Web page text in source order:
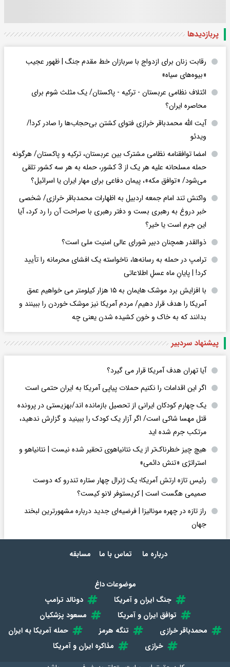
پربازدید‌ها
رقابت زنان برای ازدواج با سربازان خط مقدم جنگ | ظهور عجیب
«بیوه‌های سیاه»
ائتلاف نظامی عربستان - ترکیه - پاکستان/ یک مثلث شوم برای
محاصره ایران؟
آیت الله محمدباقر خرازی فتوای کشتن بی‌حجاب‌ها را صادر کرد!/
ویدئو
امضا توافقنامه نظامی مشترک بین عربستان، ترکیه و پاکستان/ هرگونه
حمله مسلحانه علیه هر یک از 3 کشور، حمله به هر سه کشور تلقی
می‌شود/ «توافق مکه»، پیمان دفاعی برای مهار ایران یا اسرائیل؟
واکنش تند امام جمعه اردبیل به اظهارات محمدباقر خرازی/ شخصی
خبر دروغ به رهبری بست و دفتر رهبری با صراحت آن را رد کرد، آیا
این جرم است یا خیر؟
ذوالقدر همچنان دبیر شورای ‌عالی امنیت ملی است؟
ترامپ در حمله‌ به رسانه‌ها، ناخواسته یک افشای محرمانه را تأیید
کرد! |‌ پایانِ ماه عسلِ اطلاعاتی
با افزایش برد موشک هایمان به ۱۵ هزار کیلومتر می خواهیم عمق
آمریکا را هدف قرار دهیم/ مردم آمریکا نیز موشک خوردن را ببینند و
بدانند که به خاک و خون کشیده شدن یعنی چه
پیشنهاد سردبیر
آیا تهران هدف آمریکا قرار می گیرد؟
اگر این اقدامات را نکنیم حملات پیاپی آمریکا به ایران حتمی است
یک چهارم کودکان ایرانی از تحصیل بازمانده اند/بهزیستی در پرونده
قتل مهسا شاکی است/ اگر آزار یک کودک را ببینید و گزارش ندهید،
مرتکب جرم شده اید
هیچ چیز خطرناک‌تر از یک نتانیاهوی تحقیر شده نیست | نتانیاهو و
استراتژی «تنش دائمی»
رئیس تازه ارتش آمریکا؛ یک ژنرال چهار ستاره تندرو که دوست
صمیمی هگست است | کریستوفر لانو کیست؟
راز تازه در چهره مونالیزا | فرضیه‌ای جدید درباره مشهورترین لبخند
جهان
درباره ما تماس با ما مسابقه
موضوعات داغ
جنگ ایران و آمریکا
دونالد ترامپ
توافق ایران و آمریکا
مسعود پزشکیان
محمدباقر خرازی
تنگه هرمز
حمله آمریکا به ایران
خرازی
مذاکره ایران و آمریکا